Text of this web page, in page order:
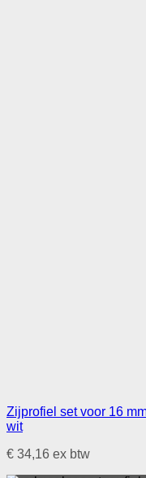
Zijprofiel set voor 16
wit
€ 34,16 ex btw